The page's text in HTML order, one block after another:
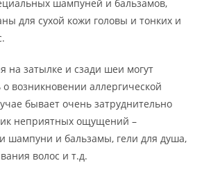
шампуней и бальзамов,
для сухой кожи головы и тонких и
затылке и сзади шеи могут
о возникновении аллергической
бывает очень затруднительно
неприятных ощущений –
шампуни и бальзамы, гели для душа,
волос и т.д.